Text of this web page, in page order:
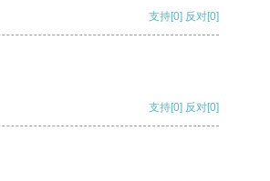
支持[0] 反对[0]
支持[0] 反对[0]